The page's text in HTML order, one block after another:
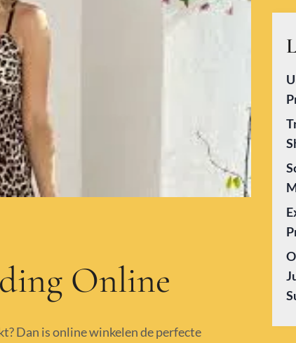
Online
Dan is online winkelen de perfecte